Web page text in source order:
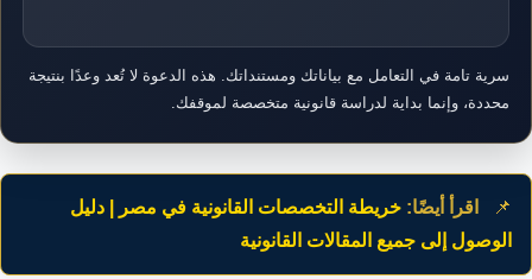
سرية تامة في التعامل مع بياناتك ومستنداتك. هذه الدعوة لا تُعد وعدًا بنتيجة
محددة، وإنما بداية لدراسة قانونية متخصصة لموقفك.
📌 اقرأ أيضًا: خريطة التخصصات القانونية في مصر | دليل
الوصول إلى جميع المقالات القانونية